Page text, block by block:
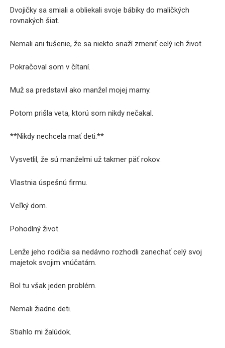
Dvojičky sa smiali a obliekali svoje bábiky do maličkých
rovnakých šiat.
Nemali ani tušenie, že sa niekto snaží zmeniť celý ich život.
Pokračoval som v čítaní.
Muž sa predstavil ako manžel mojej mamy.
Potom prišla veta, ktorú som nikdy nečakal.
**Nikdy nechcela mať deti.**
Vysvetlil, že sú manželmi už takmer päť rokov.
Vlastnia úspešnú firmu.
Veľký dom.
Pohodlný život.
Lenže jeho rodičia sa nedávno rozhodli zanechať celý svoj
majetok svojim vnúčatám.
Bol tu však jeden problém.
Nemali žiadne deti.
Stiahlo mi žalúdok.